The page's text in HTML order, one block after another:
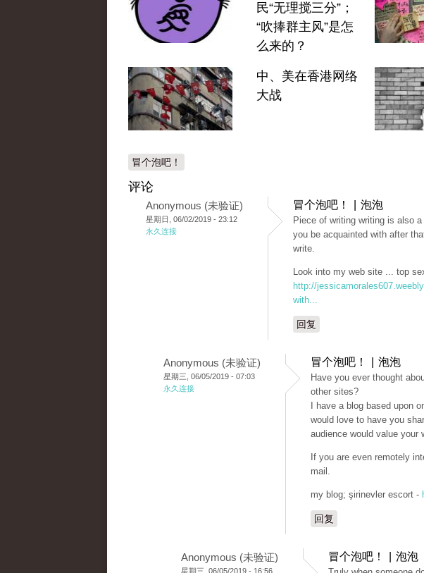
民“无理搅三分”；
“吹捧群主风”是怎
么来的？
中、美在香港网络
大战
冒个泡吧！
评论
Anonymous (未验证)
星期日, 06/02/2019 - 23:12
永久连接
冒个泡吧！ | 泡泡
Piece of writing writing is also
you be acquainted with after
write.
Look into my web site ... top
http://
with...
回复
Anonymous (未验证)
星期三, 06/05/2019 - 07:03
永久连接
冒个泡吧！ | 泡泡
Have you ever thought
other sites?
I have a blog based upon
would love to have you
audience would value your
If you are even remotely
mail.
my blog; şirinevler escort -
回复
Anonymous (未验证)
星期三, 06/05/2019 - 16:56
冒个泡吧！ | 泡泡